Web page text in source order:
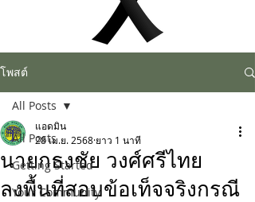
โพสต์
All Posts
Getting Started
Your Community
All Posts
นายกธงชัย วงศ์ศรีไทย
ลงพื้นที่สอบข้อเท็จจริงกรณี
แอดมิน
28 เม.ย. 2568 ยาว 1 นาที